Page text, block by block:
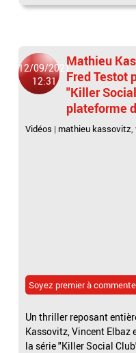
12/09/2021
12:31
Mathieu
Fred Testot
"Killer
plateforme
Vidéos | mathieu kassovitz,
Soyez premier à
Un thriller reposant
Kassovitz, Vincent Elbaz
la série "Killer Social